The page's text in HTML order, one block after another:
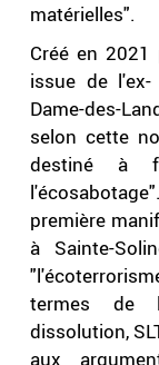
matérielles".
Créé en
issue de
Dame-des-
selon cette
destiné à
première
à Sainte-
termes de
dissolution,
aux